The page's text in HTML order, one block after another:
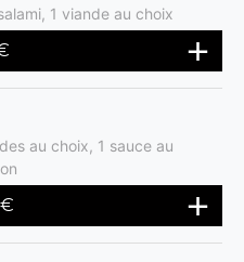
1 viande au choix
au choix, 1 sauce au
€